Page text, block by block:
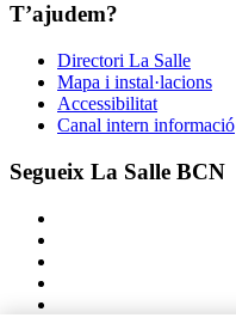
T’ajudem?
Directori La Salle
Mapa i instal·lacions
Accessibilitat
Canal intern informació
Segueix La Salle BCN